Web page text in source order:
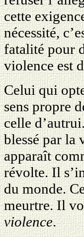
cette
nécessité,
fatalité pour
violence est
Celui qui
sens propre
celle
blessé par
apparaît
révolte. Il
du monde.
meurtre. Il
violence.